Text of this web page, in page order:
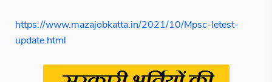
https://www.mazajobkatta.in/2021/10/Mpsc-letest-
update.html